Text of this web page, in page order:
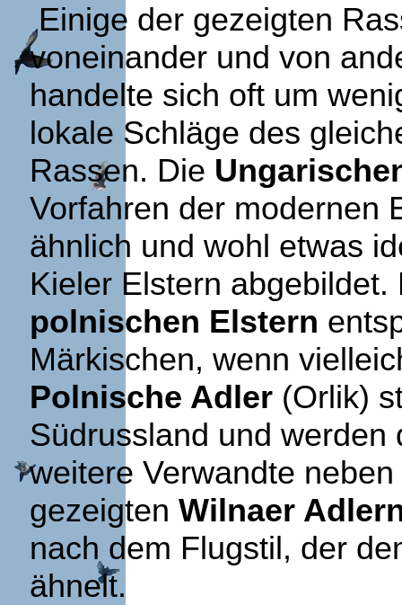
Einige der gezeigten
voneinander und von
handelte sich oft um
lokale Schläge des
Rassen. Die
Vorfahren der modernen
ähnlich und wohl etwas
Kieler Elstern
polnischen Elstern
Märkischen, wenn
Polnische Adler(Orlik)
Südrussland und
weitere Verwandte
gezeigten Wilnaer
nach dem Flugstil, der
ähnelt.